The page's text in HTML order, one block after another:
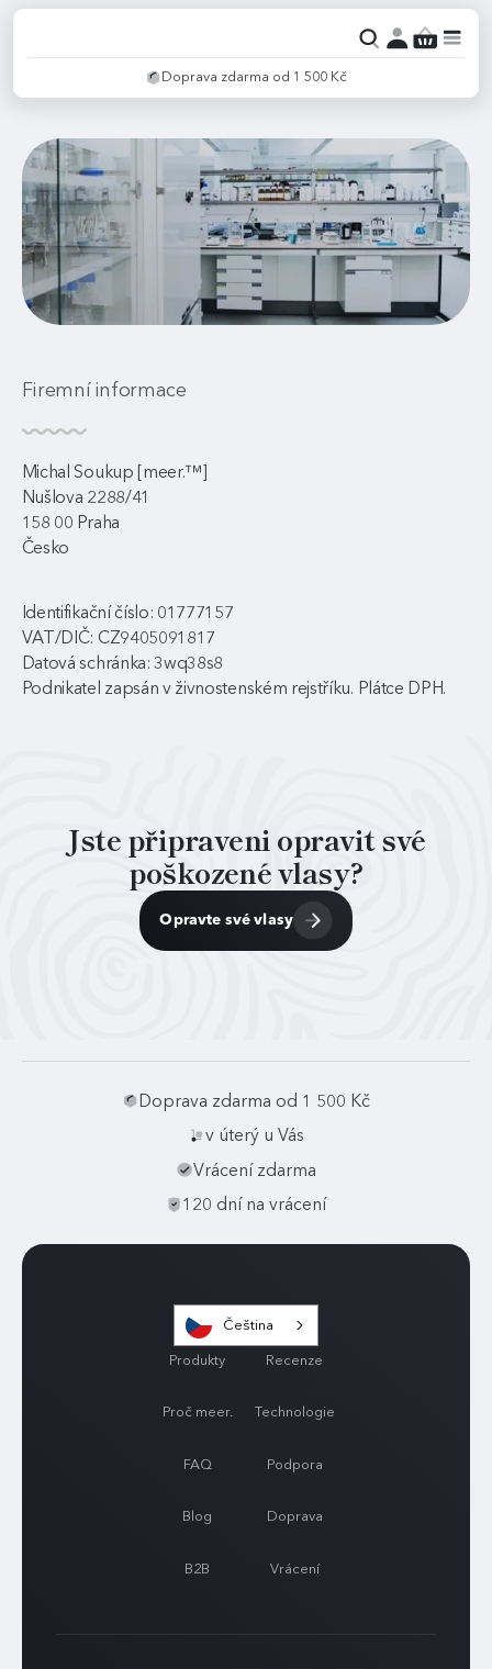
Doprava zdarma od 1 500 Kč
Firemní informace
Michal Soukup [meer.™]
Nušlova 2288/41
158 00 Praha
Česko
Identifikační číslo: 01777157
VAT/DIČ: CZ9405091817
Datová schránka: 3wq38s8
Podnikatel zapsán v živnostenském rejstříku. Plátce DPH.
Jste připraveni opravit své
poškozené vlasy?
Opravte své vlasy
Doprava zdarma od 1 500 Kč
v úterý u Vás
Vrácení zdarma
120 dní na vrácení
Produkty Recenze
Proč meer. Technologie
FAQ Podpora
Blog Doprava
B2B Vrácení
Čeština